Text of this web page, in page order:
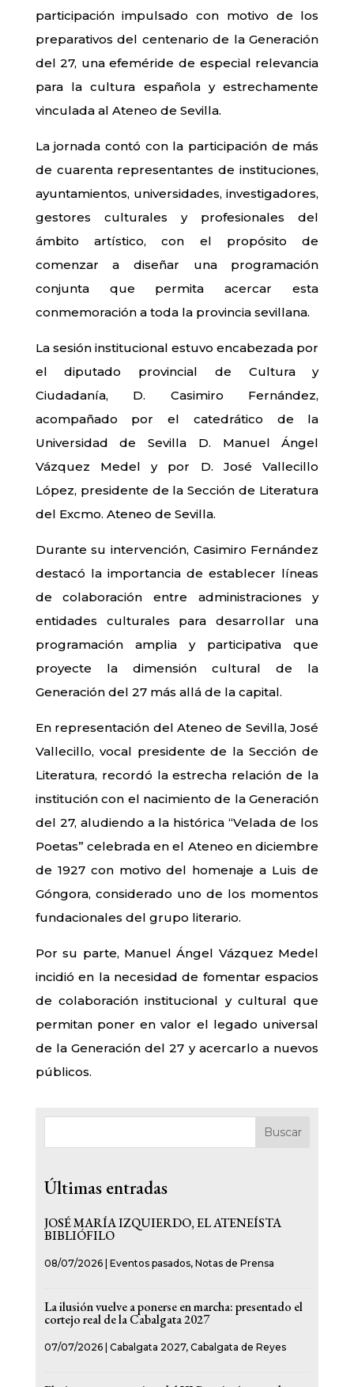
participación impulsado con motivo de los
preparativos del centenario de la Generación
del 27, una efeméride de especial relevancia
para la cultura española y estrechamente
vinculada al Ateneo de Sevilla.
La jornada contó con la participación de más
de cuarenta representantes de instituciones,
ayuntamientos, universidades, investigadores,
gestores culturales y profesionales del
ámbito artístico, con el propósito de
comenzar a diseñar una programación
conjunta que permita acercar esta
conmemoración a toda la provincia sevillana.
La sesión institucional estuvo encabezada por
el diputado provincial de Cultura y
Ciudadanía, D. Casimiro Fernández,
acompañado por el catedrático de la
Universidad de Sevilla D. Manuel Ángel
Vázquez Medel y por D. José Vallecillo
López, presidente de la Sección de Literatura
del Excmo. Ateneo de Sevilla.
Durante su intervención, Casimiro Fernández
destacó la importancia de establecer líneas
de colaboración entre administraciones y
entidades culturales para desarrollar una
programación amplia y participativa que
proyecte la dimensión cultural de la
Generación del 27 más allá de la capital.
En representación del Ateneo de Sevilla, José
Vallecillo, vocal presidente de la Sección de
Literatura, recordó la estrecha relación de la
institución con el nacimiento de la Generación
del 27, aludiendo a la histórica “Velada de los
Poetas” celebrada en el Ateneo en diciembre
de 1927 con motivo del homenaje a Luis de
Góngora, considerado uno de los momentos
fundacionales del grupo literario.
Por su parte, Manuel Ángel Vázquez Medel
incidió en la necesidad de fomentar espacios
de colaboración institucional y cultural que
permitan poner en valor el legado universal
de la Generación del 27 y acercarlo a nuevos
públicos.
Buscar
Últimas entradas
JOSÉ MARÍA IZQUIERDO, EL ATENEÍSTA
BIBLIÓFILO
08/07/2026| Eventos pasados, Notas de Prensa
La ilusión vuelve a ponerse en marcha: presentado el
cortejo real de la Cabalgata 2027
07/07/2026| Cabalgata 2027, Cabalgata de Reyes